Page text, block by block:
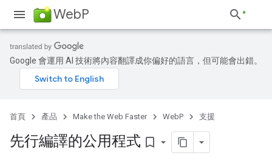
WebP
Google 會運用 AI 技術將內容翻譯成你偏好的語言，但可能會出錯。
首頁 產品 Make the Web Faster WebP 支援
先行編譯的公用程式 bookmark_border